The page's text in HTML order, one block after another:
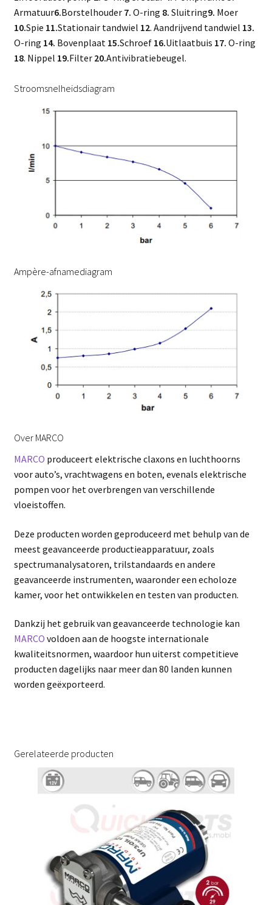
Armatuur6.Borstelhouder 7. O-ring 8. Sluitring9. Moer
10.Spie 11.Stationair tandwiel 12. Aandrijvend tandwiel 13.
O-ring 14. Bovenplaat 15.Schroef 16.Uitlaatbuis 17. O-ring
18. Nippel 19.Filter 20.Antivibratiebeugel.
Stroomsnelheidsdiagram
Ampère-afnamediagram
Over MARCO
MARCO produceert elektrische claxons en luchthoorns
voor auto’s, vrachtwagens en boten, evenals elektrische
pompen voor het overbrengen van verschillende
vloeistoffen.
Deze producten worden geproduceerd met behulp van de
meest geavanceerde productieapparatuur, zoals
spectrumanalysatoren, trilstandaards en andere
geavanceerde instrumenten, waaronder een echoloze
kamer, voor het ontwikkelen en testen van producten.
Dankzij het gebruik van geavanceerde technologie kan
MARCO voldoen aan de hoogste internationale
kwaliteitsnormen, waardoor hun uiterst competitieve
producten dagelijks naar meer dan 80 landen kunnen
worden geëxporteerd.
Gerelateerde producten